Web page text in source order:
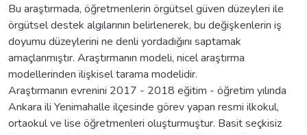
Bu araştırmada, öğretmenlerin örgütsel güven düzeyleri ile
örgütsel destek algılarının belirlenerek, bu değişkenlerin iş
doyumu düzeylerini ne denli yordadığını saptamak
amaçlanmıştır. Araştırmanın modeli, nicel araştırma
modellerinden ilişkisel tarama modelidir.
Araştırmanın evrenini 2017 - 2018 eğitim - öğretim yılında
Ankara ili Yenimahalle ilçesinde görev yapan resmi ilkokul,
ortaokul ve lise öğretmenleri oluşturmuştur. Basit seçkisiz